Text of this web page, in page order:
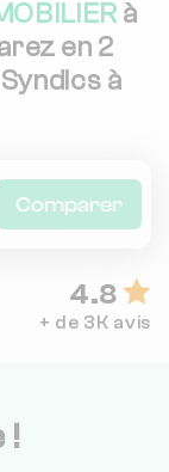
à
en 2
à
Comparer
4.8
+ de 3K avis
!